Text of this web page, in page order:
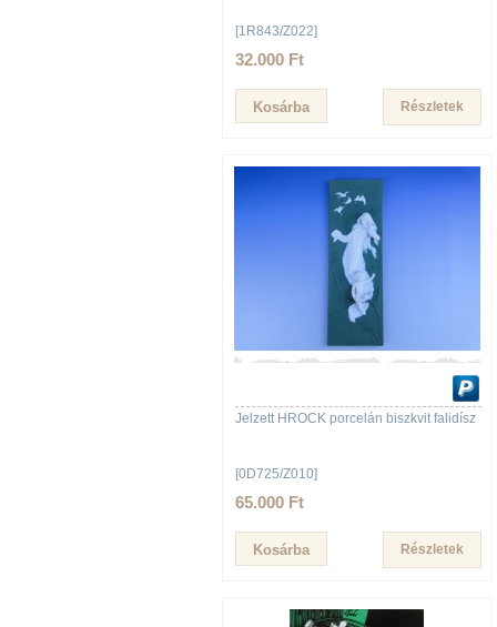
[1R843/Z022]
32.000 Ft
Részletek
Jelzett HROCK porcelán biszkvit falidísz
[0D725/Z010]
65.000 Ft
Részletek